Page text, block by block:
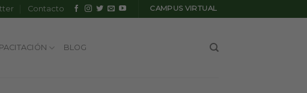
Contacto CAMPUS VIRTUAL
BLOG